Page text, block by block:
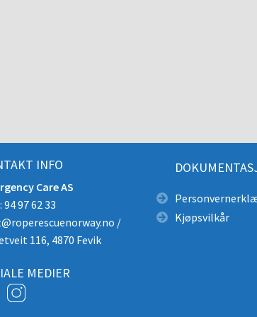
INFO
Care AS
94 97 62 33
/
116, 4870 Fevik
MEDIER
Kjøpsvilkår